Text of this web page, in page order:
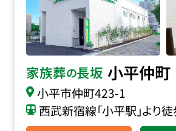
家族葬の長坂 小平仲町
小平市仲町423-1
西武新宿線「小平駅」より